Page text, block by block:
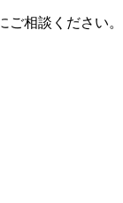
相談ください。